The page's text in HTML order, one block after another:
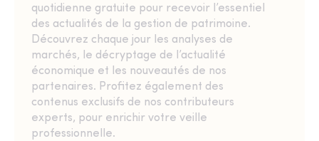
quotidienne gratuite pour recevoir l’essentiel
des actualités de la gestion de patrimoine.
Découvrez chaque jour les analyses de
marchés, le décryptage de l’actualité
économique et les nouveautés de nos
partenaires. Profitez également des
contenus exclusifs de nos contributeurs
experts, pour enrichir votre veille
professionnelle.